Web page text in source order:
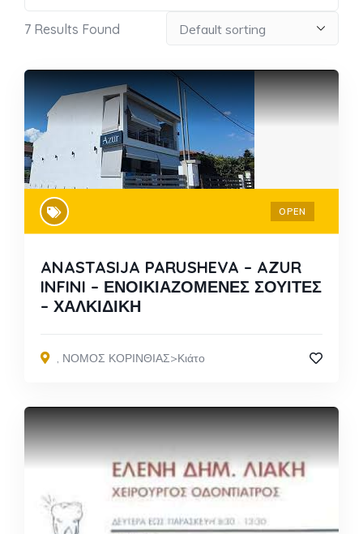
7 Results Found
OPEN
ANASTASIJA PARUSHEVA – AZUR
INFINI – ΕΝΟΙΚΙΑΖΟΜΕΝΕΣ ΣΟΥΙΤΕΣ
– ΧΑΛΚΙΔΙΚΗ
ΝΟΜΟΣ ΚΟΡΙΝΘΙΑΣ>Κιάτο